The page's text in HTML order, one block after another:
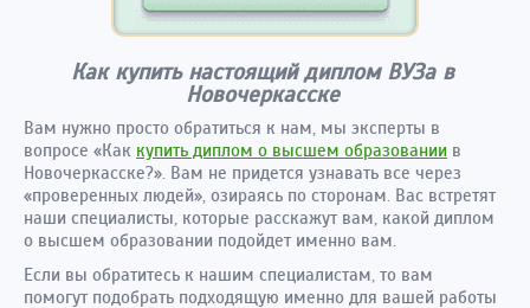
Как купить настоящий диплом ВУЗа в
Новочеркасске
Вам нужно просто обратиться к нам, мы эксперты в
вопросе «Как купить диплом о высшем образовании в
Новочеркасске?». Вам не придется узнавать все через
«проверенных людей», озираясь по сторонам. Вас встретят
наши специалисты, которые расскажут вам, какой диплом
о высшем образовании подойдет именно вам.
Если вы обратитесь к нашим специалистам, то вам
помогут подобрать подходящую именно для вашей работы